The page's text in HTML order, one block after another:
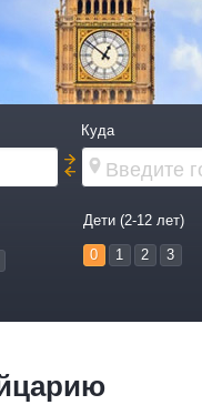
Куда
Дети (2-12 лет)
0 1 2 3